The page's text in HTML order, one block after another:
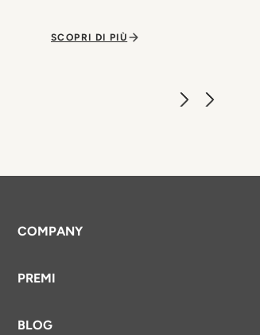
SCOPRI DI PIÙ
COMPANY
PREMI
BLOG